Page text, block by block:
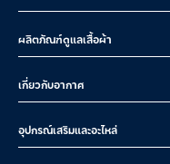
ผลิตภัณฑ์ดูแลเสื้อผ้า
เกี่ยวกับอากาศ
อุปกรณ์เสริมและอะไหล่